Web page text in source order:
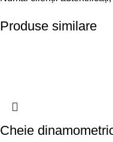
Produse similare
Cheie